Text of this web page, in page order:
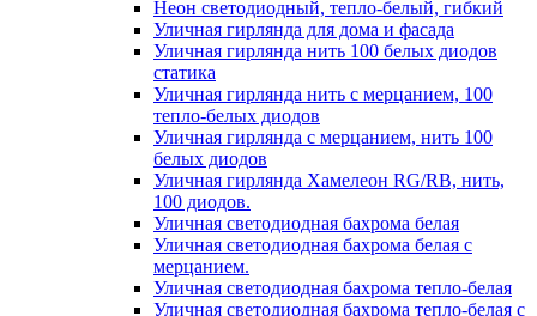
Неон светодиодный, тепло-белый, гибкий
Уличная гирлянда для дома и фасада
Уличная гирлянда нить 100 белых диодов
статика
Уличная гирлянда нить с мерцанием, 100
тепло-белых диодов
Уличная гирлянда с мерцанием, нить 100
белых диодов
Уличная гирлянда Хамелеон RG/RB, нить,
100 диодов.
Уличная светодиодная бахрома белая
Уличная светодиодная бахрома белая с
мерцанием.
Уличная светодиодная бахрома тепло-белая
Уличная светодиодная бахрома тепло-белая с